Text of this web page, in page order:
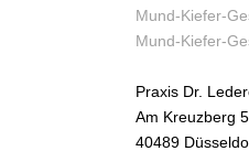
Mund-Kiefer-
Mund-Kiefer-
Praxis Dr.
Am Kreuzberg 5
40489